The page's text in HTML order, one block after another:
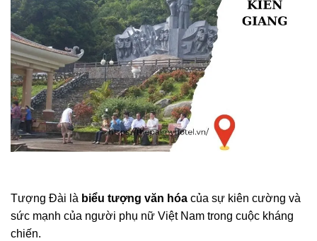
Tượng Đài là biểu tượng văn hóa của sự kiên cường và
sức mạnh của người phụ nữ Việt Nam trong cuộc kháng
chiến.